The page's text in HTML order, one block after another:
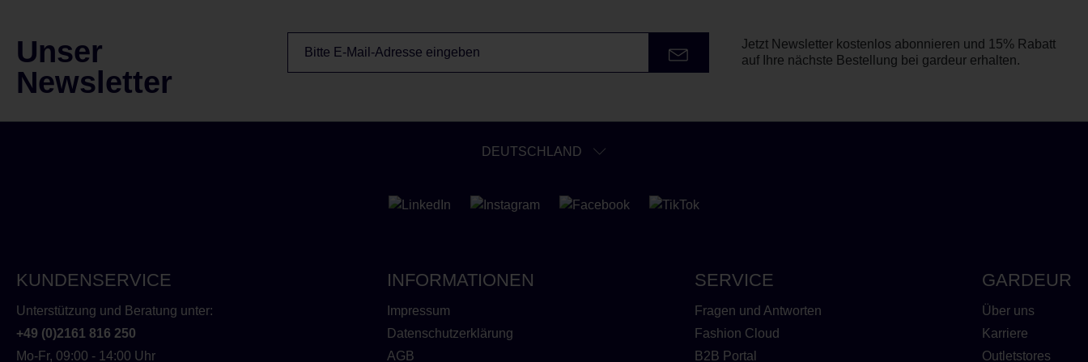
Unser
Newsletter
Jetzt Newsletter kostenlos abonnieren und 15% Rabatt
auf Ihre nächste Bestellung bei gardeur erhalten.
DEUTSCHLAND
KUNDENSERVICE
Unterstützung und Beratung unter:
+49 (0)2161 816 250
Mo-Fr, 09:00 - 14:00 Uhr
INFORMATIONEN
Impressum
Datenschutzerklärung
AGB
SERVICE
Fragen und Antworten
Fashion Cloud
B2B Portal
GARDEUR
Über uns
Karriere
Outletstores